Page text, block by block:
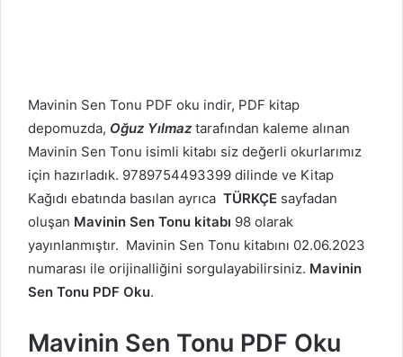
Mavinin Sen Tonu PDF oku indir, PDF kitap
depomuzda, Oğuz Yılmaz tarafından kaleme alınan
Mavinin Sen Tonu isimli kitabı siz değerli okurlarımız
için hazırladık. 9789754493399 dilinde ve Kitap
Kağıdı ebatında basılan ayrıca TÜRKÇE sayfadan
oluşan Mavinin Sen Tonu kitabı 98 olarak
yayınlanmıştır. Mavinin Sen Tonu kitabını 02.06.2023
numarası ile orijinalliğini sorgulayabilirsiniz. Mavinin
Sen Tonu PDF Oku.
Mavinin Sen Tonu PDF Oku